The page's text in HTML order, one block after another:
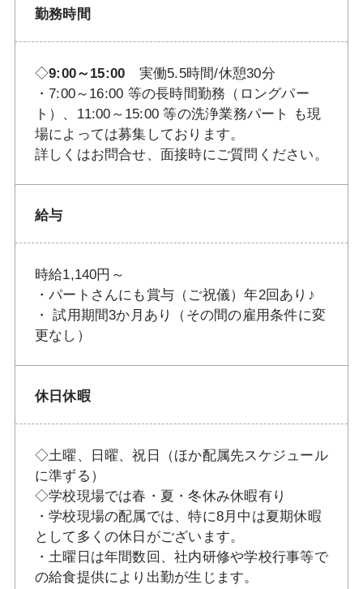
勤務時間
◇9:00～15:00 実働5.5時間/休憩30分
・7:00～16:00 等の長時間勤務（ロングパー
ト）、11:00～15:00 等の洗浄業務パート も現
場によっては募集しております。
詳しくはお問合せ、面接時にご質問ください。
給与
時給1,140円～
・パートさんにも賞与（ご祝儀）年2回あり♪
・ 試用期間3か月あり（その間の雇用条件に変
更なし）
休日休暇
◇土曜、日曜、祝日（ほか配属先スケジュール
に準ずる）
◇学校現場では春・夏・冬休み休暇有り
・学校現場の配属では、特に8月中は夏期休暇
として多くの休日がございます。
・土曜日は年間数回、社内研修や学校行事等で
の給食提供により出勤が生じます。